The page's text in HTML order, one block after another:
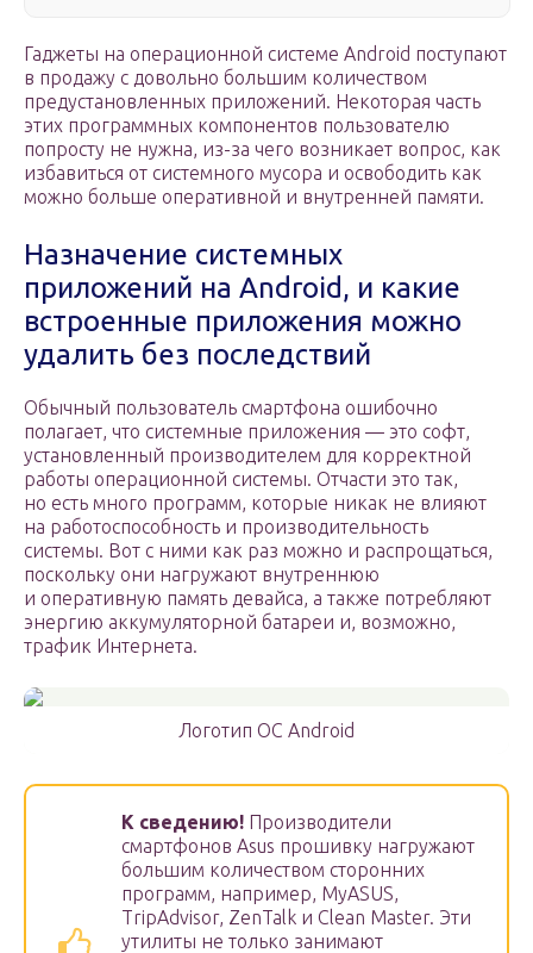
Гаджеты на операционной системе Android поступают
в продажу с довольно большим количеством
предустановленных приложений. Некоторая часть
этих программных компонентов пользователю
попросту не нужна, из-за чего возникает вопрос, как
избавиться от системного мусора и освободить как
можно больше оперативной и внутренней памяти.
Назначение системных
приложений на Android, и какие
встроенные приложения можно
удалить без последствий
Обычный пользователь смартфона ошибочно
полагает, что системные приложения — это софт,
установленный производителем для корректной
работы операционной системы. Отчасти это так,
но есть много программ, которые никак не влияют
на работоспособность и производительность
системы. Вот с ними как раз можно и распрощаться,
поскольку они нагружают внутреннюю
и оперативную память девайса, а также потребляют
энергию аккумуляторной батареи и, возможно,
трафик Интернета.
Логотип ОС Android
К сведению! Производители
смартфонов Asus прошивку нагружают
большим количеством сторонних
программ, например, MyASUS,
TripAdvisor, ZenTalk и Clean Master. Эти
утилиты не только занимают